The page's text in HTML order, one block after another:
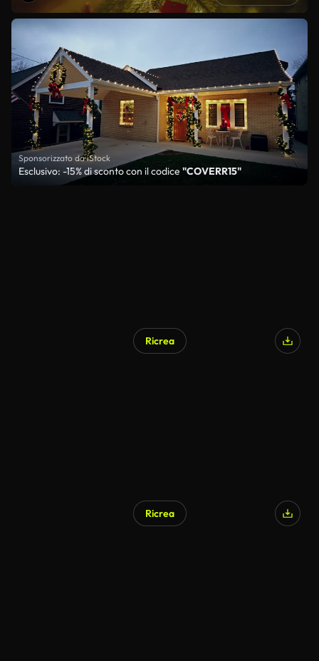
Sponsorizzato da iStock
Esclusivo: -15% di sconto con il codice "COVERR15"
Ricrea
Ricrea